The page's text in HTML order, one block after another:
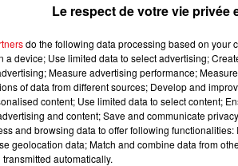
se déroulera mardi 22 mars à
Jeune seront signés vers 11h,
Maritimes, de Ghislaine Ellena
de Menton.
Le respect de votre vie privée
do the following data processing based on your
a device; Use limited data to select advertising;
Measure advertising performance;
of data from different sources; Develop and
content; Use limited data to select content;
and content; Save and communicate
and browsing data to offer following
geolocation data; Match and combine data from
automatically.